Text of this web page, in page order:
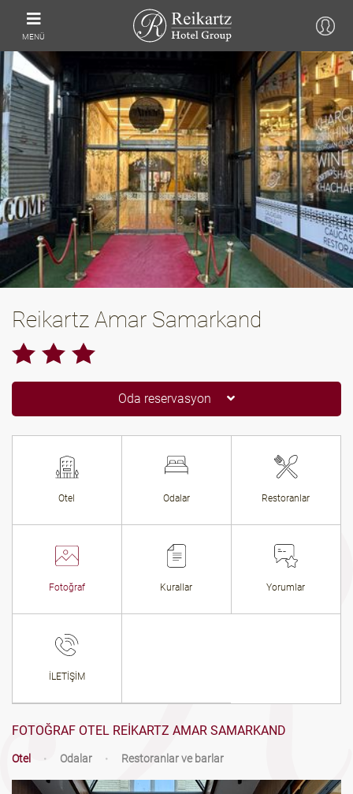
MENÜ
Reikartz Amar Samarkand
Oda reservasyon
Otel Odalar Restoranlar
Fotoğraf Kurallar Yorumlar
İLETİŞİM
FOTOĞRAF OTEL REIKARTZ AMAR SAMARKAND
Otel • Odalar • Restoranlar ve barlar